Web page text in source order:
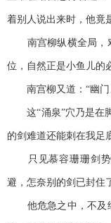
着别人说出来时，他竟
南宫柳纵横全局，对
位，自然正是小鱼儿的
南宫柳又道：“幽
这“涌泉”穴乃是在脚
的剑难道还能刺在我足
只见慕容珊珊剑势
避，怎奈别的剑已封住
他危急之中，不及